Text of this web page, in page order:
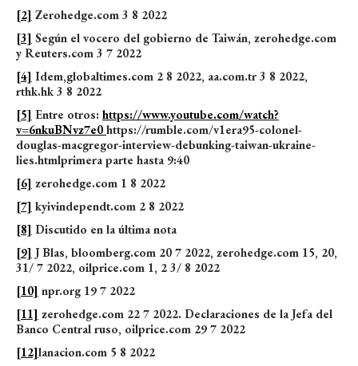
[2] Zerohedge.com 3 8 2022
[3] Según el vocero del gobierno de Taiwán, zerohedge.com
y Reuters.com 3 7 2022
[4] Idem,globaltimes.com 2 8 2022, aa.com.tr 3 8 2022,
rthk.hk 3 8 2022
[5] Entre otros: https://www.youtube.com/watch?
v=6nkuBNvz7e0 https://rumble.com/v1era95-colonel-
douglas-macgregor-interview-debunking-taiwan-ukraine-
lies.htmlprimera parte hasta 9:40
[6] zerohedge.com 1 8 2022
[7] kyivindependt.com 2 8 2022
[8] Discutido en la última nota
[9] J Blas, bloomberg.com 20 7 2022, zerohedge.com 15, 20,
31/ 7 2022, oilprice.com 1, 2 3/ 8 2022
[10] npr.org 19 7 2022
[11] zerohedge.com 22 7 2022. Declaraciones de la Jefa del
Banco Central ruso, oilprice.com 29 7 2022
[12]lanacion.com 5 8 2022